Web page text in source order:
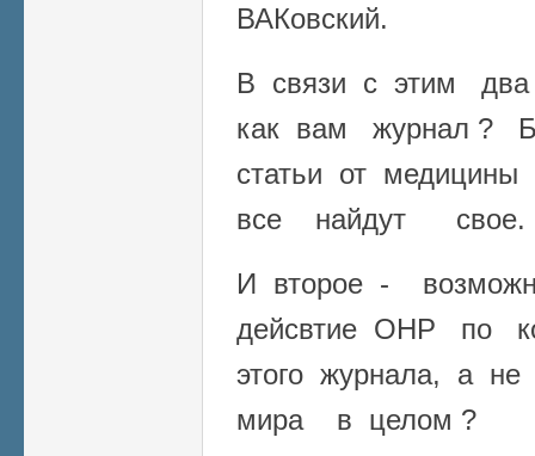
ВАКовский.
В связи с этим
как вам журнал ?
статьи от
все найдут свое.
И второе -
дейсвтие ОНР по
этого журнала, а
мира в целом ?